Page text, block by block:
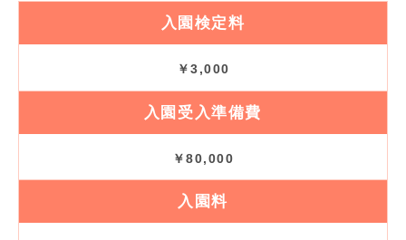
入園検定料
￥3,000
入園受入準備費
￥80,000
入園料